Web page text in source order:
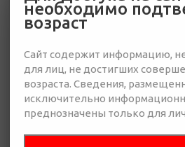
необходимо
возраст
Сайт содержит информацию,
для лиц, не достигших
возраста. Сведения,
исключительно
преднозначены только для